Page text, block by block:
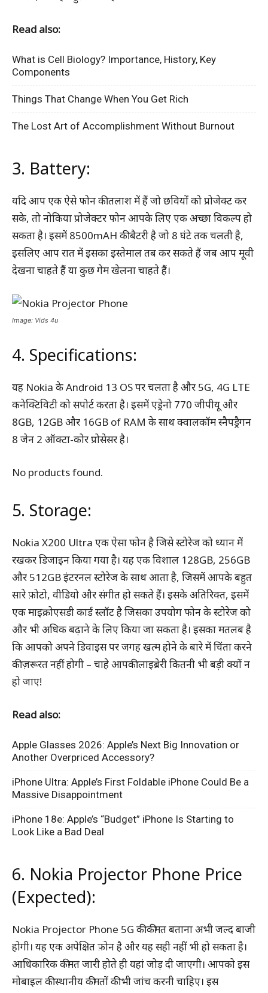
Read also:
What is Cell Biology? Importance, History, Key
Components
Things That Change When You Get Rich
The Lost Art of Accomplishment Without Burnout
3. Battery:
यदि आप एक ऐसे फोन की तलाश में हैं जो छवियों को प्रोजेक्ट कर
सके, तो नोकिया प्रोजेक्टर फोन आपके लिए एक अच्छा विकल्प हो
सकता है। इसमें 8500mAH की बैटरी है जो 8 घंटे तक चलती है,
इसलिए आप रात में इसका इस्तेमाल तब कर सकते हैं जब आप मूवी
देखना चाहते हैं या कुछ गेम खेलना चाहते हैं।
Image: Vids 4u
4. Specifications:
यह Nokia के Android 13 OS पर चलता है और 5G, 4G LTE
कनेक्टिविटी को सपोर्ट करता है। इसमें एड्रेनो 770 जीपीयू और
8GB, 12GB और 16GB of RAM के साथ क्वालकॉम स्नैपड्रैगन
8 जेन 2 ऑक्टा-कोर प्रोसेसर है।
No products found.
5. Storage:
Nokia X200 Ultra एक ऐसा फोन है जिसे स्टोरेज को ध्यान में
रखकर डिजाइन किया गया है। यह एक विशाल 128GB, 256GB
और 512GB इंटरनल स्टोरेज के साथ आता है, जिसमें आपके बहुत
सारे फ़ोटो, वीडियो और संगीत हो सकते हैं। इसके अतिरिक्त, इसमें
एक माइक्रोएसडी कार्ड स्लॉट है जिसका उपयोग फोन के स्टोरेज को
और भी अधिक बढ़ाने के लिए किया जा सकता है। इसका मतलब है
कि आपको अपने डिवाइस पर जगह खत्म होने के बारे में चिंता करने
की ज़रूरत नहीं होगी – चाहे आपकी लाइब्रेरी कितनी भी बड़ी क्यों न
हो जाए!
Read also:
Apple Glasses 2026: Apple’s Next Big Innovation or
Another Overpriced Accessory?
iPhone Ultra: Apple’s First Foldable iPhone Could Be a
Massive Disappointment
iPhone 18e: Apple’s “Budget” iPhone Is Starting to
Look Like a Bad Deal
6. Nokia Projector Phone Price
(Expected):
Nokia Projector Phone 5G की कीमत बताना अभी जल्द बाजी
होगी। यह एक अपेक्षित फ़ोन है और यह सही नहीं भी हो सकता है।
आधिकारिक कीमत जारी होते ही यहां जोड़ दी जाएगी। आपको इस
मोबाइल की स्थानीय कीमतों की भी जांच करनी चाहिए। इस